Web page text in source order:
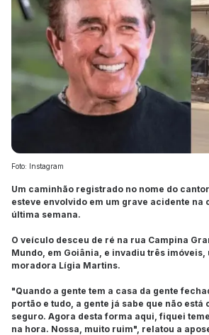
Foto: Instagram
Um caminhão registrado no nome do
esteve envolvido em um grave acidente na
última semana.
O veículo desceu de ré na rua Campina
Mundo, em Goiânia, e invadiu três imóveis,
moradora Lígia Martins.
"Quando a gente tem a casa da gente
portão e tudo, a gente já sabe que não está
seguro. Agora desta forma aqui, fiquei
na hora. Nossa, muito ruim", relatou a